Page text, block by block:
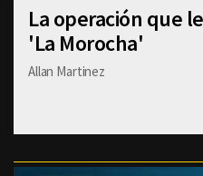
La operación que
'La Morocha'
Allan Martinez